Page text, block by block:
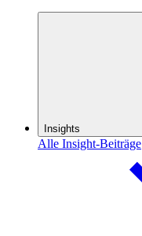
Insights
Alle Insight-Beiträge